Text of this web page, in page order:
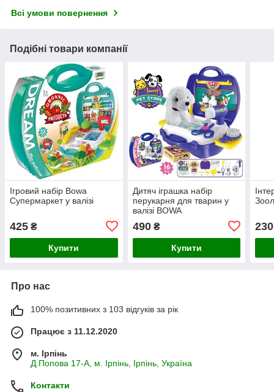
Всі умови повернення
Подібні товари компанії
Ігровий набір Bowa
Супермаркет у валізі
425 ₴
Купити
Дитяч іграшка набір
перукарня для тварин у
валізі BOWA
490₴
Купити
230
Про нас
100% позитивних з 103 відгуків за рік
Працює з 11.12.2020
м. Ірпінь
Д.Попова 17-А, м. Ірпінь, Ірпінь, Україна
Контакти